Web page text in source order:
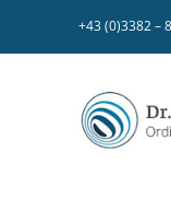
+43 (0)3382 –